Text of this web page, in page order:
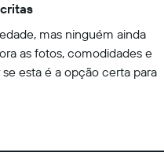
mas ninguém ainda
as fotos, comodidades e
esta é a opção certa para